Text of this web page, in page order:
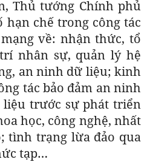
Thủ tướng Chính phủ
hạn chế trong công tác
về: nhận thức, tổ
nhân sự, quản lý hệ
an ninh dữ liệu; kinh
tác bảo đảm an ninh
trước sự phát triển
học, công nghệ, nhất
tình trạng lừa đảo qua
tạp…